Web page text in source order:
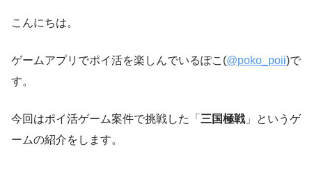
こんにちは。
ゲームアプリでポイ活を楽しんでいるぽこ(@poko_poii)で
す。
今回はポイ活ゲーム案件で挑戦した「 三国極戦」というゲ
ームの紹介をします。